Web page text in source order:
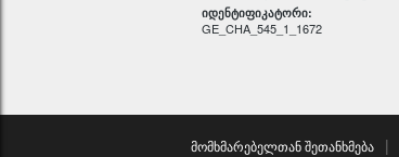
იდენტიფიკატორი:
GE_CHA_545_1_1672
მომხმარებელთან შეთანხმება